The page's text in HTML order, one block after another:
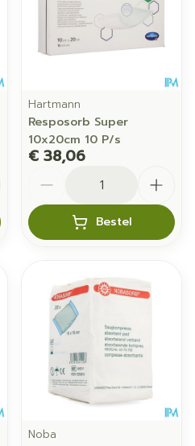
Hartmann
Resposorb Super
10x20cm 10 P/s
€ 38,06
Bestel
Noba